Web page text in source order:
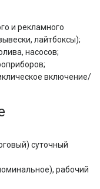
и рекламного
лайтбоксы);
насосов;
включение/
суточный
рабочий